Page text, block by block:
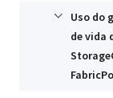
Uso do
de vida